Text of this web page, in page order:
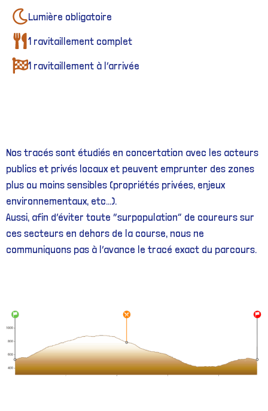
Lumière obligatoire
1 ravitaillement complet
1 ravitaillement à l’arrivée
Nos tracés sont étudiés en concertation avec les acteurs
publics et privés locaux et peuvent emprunter des zones
plus ou moins sensibles (propriétés privées, enjeux
environnementaux, etc…).
Aussi, afin d’éviter toute “surpopulation” de coureurs sur
ces secteurs en dehors de la course, nous ne
communiquons pas à l’avance le tracé exact du parcours.